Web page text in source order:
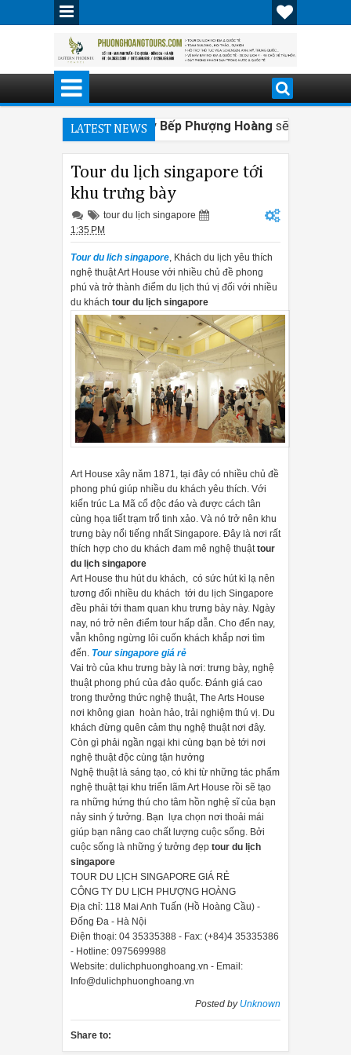
LATEST NEWS
tốt hay không? Dưới đây Bếp Phượng Hoàng sẽ trả lời giúp
rửa bát Bosch Serie 8?
và hiện đại từ âm tủ, bán âm đến độc lập, phù hợp từng không
cầm và bảng điều khiển của máy rửa bát Bosch Serie 8 được
đi kèm với InfoLight, một tính năng không tìm thấy trên các mô
sức chứa từ 15 đến 16 bộ bát đĩa.
của bạn là gì, đều có bằng thép không gỉ, trắng hoặc đen.
êm ái ở 44 dBA. Mỗi mô hình cũng có cùng một loạt các
nghệ có trong máy rửa bát Bosch Serie 8 Zeolith Perfect
do Bosch tiên phong có tên Zeolith PerfectDry là điều đặc
cho tới khi hơi ẩm hoàn toàn được sấy khô. Khí nóng được sử
máy rửa bát
trí và cách lắp đặt máy rửa bát sao cho phù
bát sao cho phù hợp
lắp đặt máy rửa bát phù hợp là chúng ta cần chọn xem máy rửa
dụng là máy rửa bát âm tủ và máy rửa bát độc lập, ngoài
bát âm tủ phù hợp
chọn chỗ để cũng đơn giản hơn, bạn có thể để máy rửa bát
bát hợp lý còn ở chân đảo bếp của gia đình bạn.
bát độc lập hợp lý
độc lập việc chọn vị trí cần xác định nhiều vấn đề hơn, hãy
ở đâu giúp đường ống thoát nước thuận tiện, không cao quá
vị trí và cách lắp đặt máy rửa bát phù hợp
là dòng máy rửa bát bán âm serie 8 thế hệ mới của
sâu ExtraClean Zone cho dàn rửa
Hãy cùngBếp Phượng
Tour du lịch singapore tới
khu trưng bày
tour du lịch singapore
1:35 PM
Tour du lich singapore , Khách du lịch yêu thích
nghệ thuật Art House với nhiều chủ đề phong
phú và trở thành điểm du lịch thú vị đối với nhiều
du khách tour du lịch singapore
Art House xây năm 1871, tại đây có nhiều chủ đề
phong phú giúp nhiều du khách yêu thích. Với
kiến trúc La Mã cổ độc đáo và được cách tân
cùng họa tiết trạm trổ tinh xảo. Và nó trở nên khu
trưng bày nổi tiếng nhất Singapore. Đây là nơi rất
thích hợp cho du khách đam mê nghệ thuậttour
du lịch singapore
Art House thu hút du khách, có sức hút kì lạ nên
tương đối nhiều du khách tới du lịch Singapore
đều phải tới tham quan khu trưng bày này. Ngày
nay, nó trở nên điểm tour hấp dẫn. Cho đến nay,
vẫn không ngừng lôi cuốn khách khắp nơi tìm
đến. Tour singapore giá rẻ
Vai trò của khu trưng bày là nơi: trưng bày, nghệ
thuật phong phú của đảo quốc. Đánh giá cao
trong thưởng thức nghệ thuật, The Arts House
nơi không gian hoàn hảo, trải nghiệm thú vị. Du
khách đừng quên cảm thụ nghệ thuật nơi đây.
Còn gì phải ngần ngại khi cùng bạn bè tới nơi
nghệ thuật độc cùng tận hưởng
Nghệ thuật là sáng tạo, có khi từ những tác phẩm
nghệ thuật tại khu triển lãm Art House rồi sẽ tạo
ra những hứng thú cho tâm hồn nghệ sĩ của bạn
nảy sinh ý tưởng. Bạn lựa chọn nơi thoải mái
giúp bạn nâng cao chất lượng cuộc sống. Bởi
cuộc sống là những ý tưởng đẹp tour du lịch
singapore
TOUR DU LỊCH SINGAPORE GIÁ RẺ
CÔNG TY DU LỊCH PHƯỢNG HOÀNG
Địa chỉ: 118 Mai Anh Tuấn (Hồ Hoàng Cầu) -
Đống Đa - Hà Nội
Điện thoại: 04 35335388 - Fax: (+84)4 35335386
- Hotline: 0975699988
Website: dulichphuonghoang.vn - Email:
Info@dulichphuonghoang.vn
Posted by Unknown
Share to: